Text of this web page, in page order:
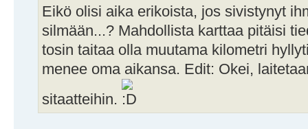
Eikö olisi aika erikoista, jos sivistynyt
silmään...? Mahdollista karttaa pitäisi
tosin taitaa olla muutama kilometri
menee oma aikansa. Edit: Okei,
sitaatteihin.